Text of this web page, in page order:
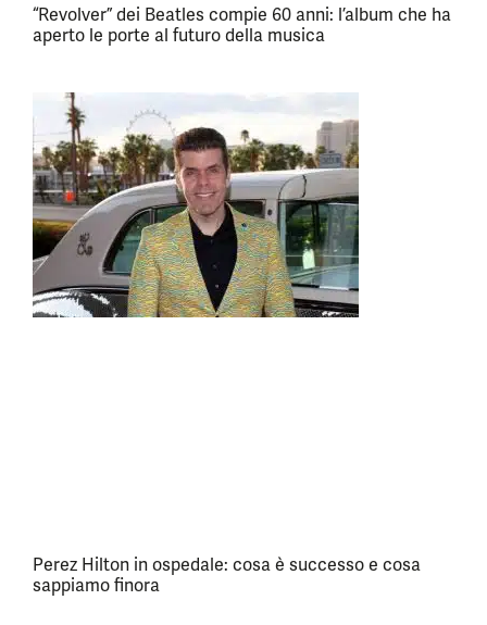
“Revolver” dei Beatles compie 60 anni: l’album che ha
aperto le porte al futuro della musica
Perez Hilton in ospedale: cosa è successo e cosa
sappiamo finora